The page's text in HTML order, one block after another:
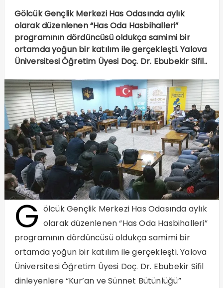
Gölcük Gençlik Merkezi Has Odasında aylık
olarak düzenlenen “Has Oda Hasbihalleri”
programının dördüncüsü oldukça samimi bir
ortamda yoğun bir katılım ile gerçekleşti. Yalova
Üniversitesi Öğretim Üyesi Doç. Dr. Ebubekir Sifil..
G ölcük Gençlik Merkezi Has Odasında aylık
olarak düzenlenen “Has Oda Hasbihalleri”
programının dördüncüsü oldukça samimi bir
ortamda yoğun bir katılım ile gerçekleşti. Yalova
Üniversitesi Öğretim Üyesi Doç. Dr. Ebubekir Sifil
dinleyenlere “Kur’an ve Sünnet Bütünlüğü”